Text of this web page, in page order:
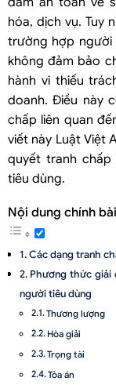
hóa, dịch vụ. Tuy
trường hợp người
không đảm bảo
hành vi thiếu
doanh. Điều này
chấp liên quan
viết này Luật Việt
quyết tranh
tiêu dùng.
Nội dung chính
Các dạng tranh
Phương thức giải
người tiêu dùng
Thương lượng
Hòa giải
Trọng tài
Tòa án